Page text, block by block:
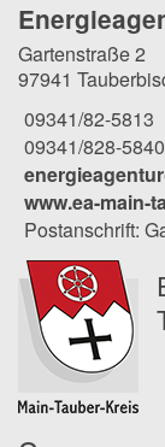
Gartenstraße 2
97941
09341/82-5813
09341/828-5840
www.ea-main-
Postanschrift: